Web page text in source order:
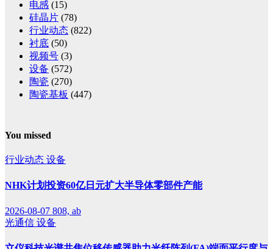
电感 (15)
硅晶片 (78)
行业动态 (822)
衬底 (50)
视频号 (3)
设备 (572)
陶瓷 (270)
陶瓷基板 (447)
You missed
行业动态 设备
NHK计划投资60亿日元扩大半导体零部件产能
2026-08-07 808, ab
光通信 设备